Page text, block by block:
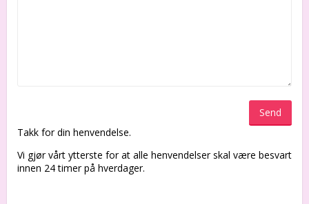
Send
Takk for din henvendelse.
Vi gjør vårt ytterste for at alle henvendelser skal være besvart
innen 24 timer på hverdager.